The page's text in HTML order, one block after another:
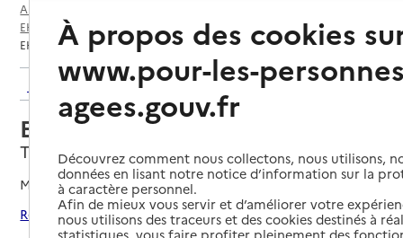
Annuaire EHPAD et maisons de retraite
EHPAD par département
Var (83)
EHPAD La Marquisanne 2
Retour aux résultats de l'annuaire
EHPAD La Marquisanne 2
Toulon, VAR
Mis à jour le05/06/2026
Rechercher les établissements autour de Toulon
À propos des cookies
www.pour-les-
agees.gouv.fr
Découvrez comment nous collectons, nous utilisons,
données en lisant notre notice d’information sur la
à caractère personnel.
Afin de mieux vous servir et d’améliorer votre
nous utilisons des traceurs et des cookies destinés à